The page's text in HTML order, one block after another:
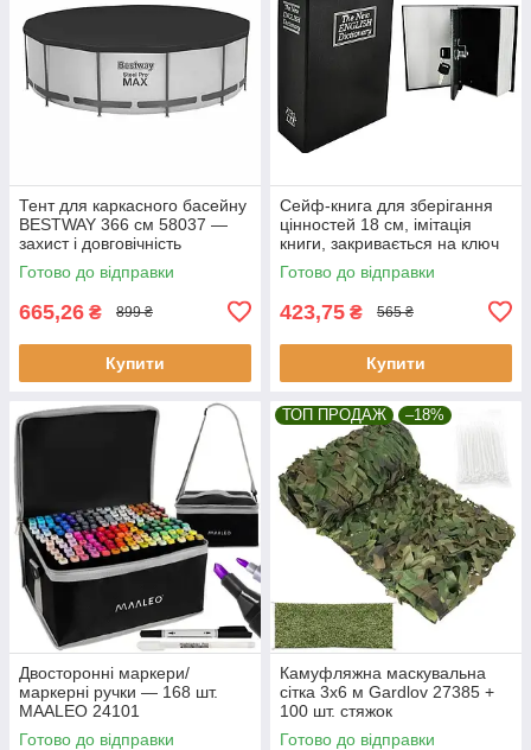
Тент для каркасного басейну
BESTWAY 366 см 58037 —
захист і довговічність
Готово до відправки
665,26 ₴ 899 ₴
Купити
Сейф-книга для зберігання
цінностей 18 см, імітація
книги, закривається на ключ
Malatec 6148
Готово до відправки
423,75 ₴ 565 ₴
Купити
Двосторонні маркери/
маркерні ручки — 168 шт.
MAALEO 24101
Готово до відправки
ТОП ПРОДАЖ –18%
Камуфляжна маскувальна
сітка 3x6 м Gardlov 27385 +
100 шт. стяжок
Готово до відправки